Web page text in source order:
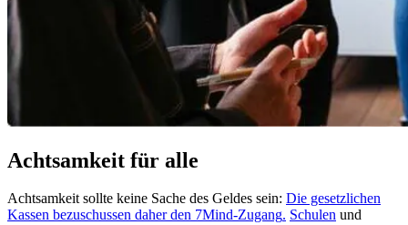
Achtsamkeit für alle
Achtsamkeit sollte keine Sache des Geldes sein: Die gesetzlichen
Kassen bezuschussen daher den 7Mind-Zugang. Schulen und